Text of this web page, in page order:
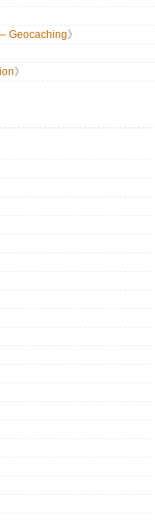
Geocaching》
》